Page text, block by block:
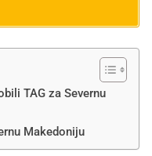
TAG za Severnu
Makedoniju